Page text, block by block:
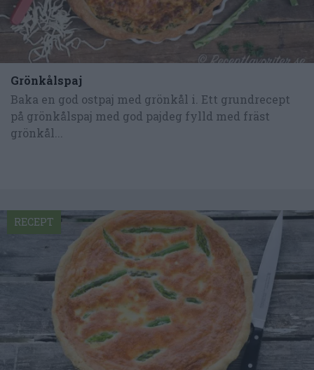
Grönkålspaj
Baka en god ostpaj med grönkål i. Ett grundrecept
på grönkålspaj med god pajdeg fylld med fräst
grönkål...
RECEPT